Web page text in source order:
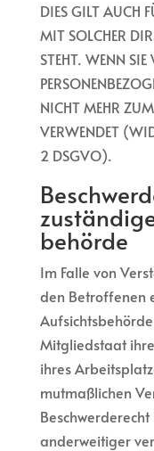
DIES GILT AUCH
MIT SOLCHER
STEHT. WENN SIE
NICHT MEHR
VERWENDET
2 DSGVO).
behörde
Im Falle von
den Betroffenen
Mitgliedstaat
ihres
mutmaßlichen
anderweitiger